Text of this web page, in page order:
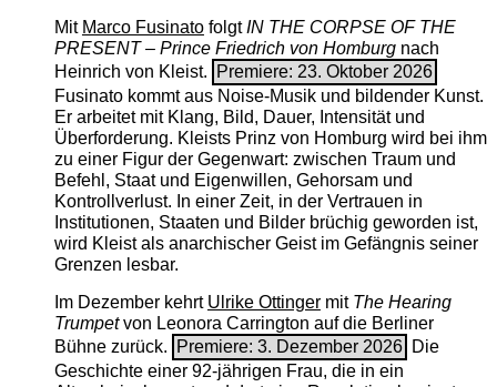
Mit Marco FusinatofolgtIN THE CORPSE OF THE
PRESENT – Prince Friedrich von Homburgnach
Heinrich von Kleist.
Premiere: 23. Oktober 2026
Fusinato kommt aus Noise-Musik und bildender Kunst.
Er arbeitet mit Klang, Bild, Dauer, Intensität und
Überforderung. Kleists Prinz von Homburg wird bei ihm
zu einer Figur der Gegenwart: zwischen Traum und
Befehl, Staat und Eigenwillen, Gehorsam und
Kontrollverlust. In einer Zeit, in der Vertrauen in
Institutionen, Staaten und Bilder brüchig geworden ist,
wird Kleist als anarchischer Geist im Gefängnis seiner
Grenzen lesbar.
Im Dezember kehrt Ulrike Ottingermit The ­Hearing
Trumpetvon Leonora Carrington auf die Berliner
Bühne zurück.
Premiere: 3. Dezember 2026 Die
Geschichte einer 92-jährigen Frau, die in ein